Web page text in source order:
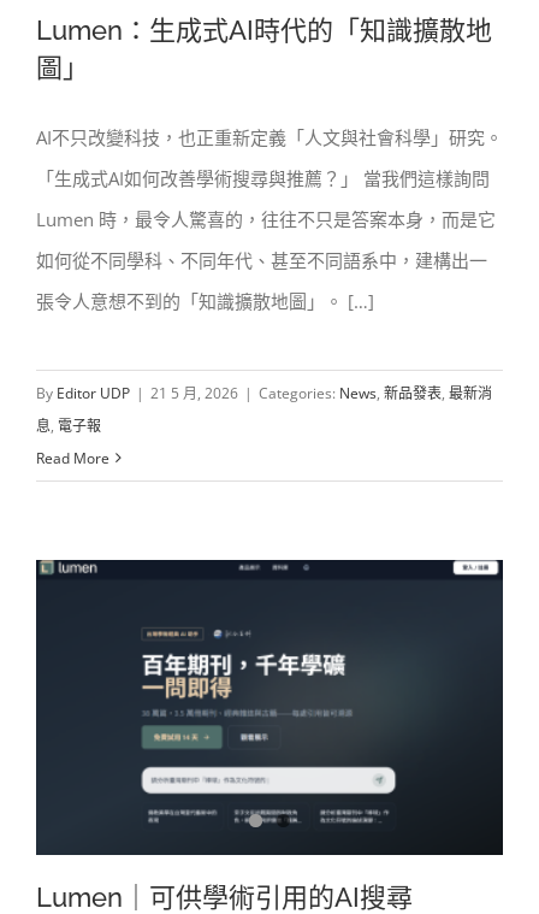
Lumen：生成式AI時代的「知識擴散地
圖」
Lumen：生成式AI時代的「知識擴散地
圖」
AI不只改變科技，也正重新定義「人文與社會科學」研究。
「生成式AI如何改善學術搜尋與推薦？」 當我們這樣詢問
Lumen 時，最令人驚喜的，往往不只是答案本身，而是它
如何從不同學科、不同年代、甚至不同語系中，建構出一
張令人意想不到的「知識擴散地圖」。 […]
By Editor UDP | 21 5 月, 2026 | Categories: News, 新品發表, 最新消
息, 電子報
Read More
Lumen｜可供學術引用的AI搜尋